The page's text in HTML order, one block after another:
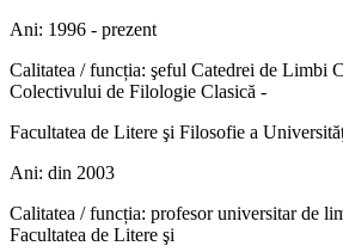
Ani: 1996 - prezent
Calitatea / funcția: şeful Catedrei de Limbi
Colectivului de Filologie Clasică -
Facultatea de Litere şi Filosofie a
Ani: din 2003
Calitatea / funcția: profesor universitar de
Facultatea de Litere şi